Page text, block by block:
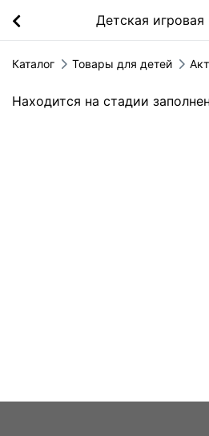
Детская
Каталог Товары для детей
Находится на стадии